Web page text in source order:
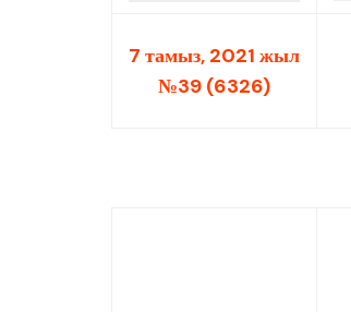
7 тамыз, 2021 жыл
№39 (6326)